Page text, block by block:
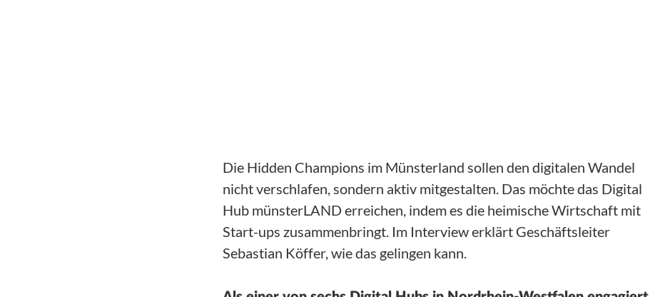
Die Hidden Champions im Münsterland sollen den digitalen Wandel
nicht verschlafen, sondern aktiv mitgestalten. Das möchte das Digital
Hub münsterLAND erreichen, indem es die heimische Wirtschaft mit
Start-ups zusammenbringt. Im Interview erklärt Geschäftsleiter
Sebastian Köffer, wie das gelingen kann.